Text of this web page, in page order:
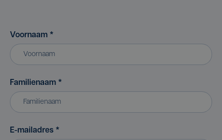
Voornaam *
Familienaam *
E-mailadres *